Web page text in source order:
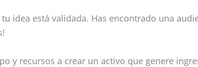
idea está validada. Has encontrado una
y recursos a crear un activo que genere